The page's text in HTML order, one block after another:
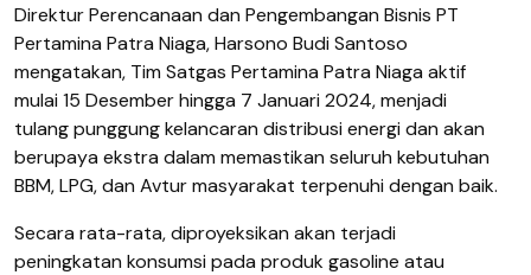
Direktur Perencanaan dan Pengembangan Bisnis PT
Pertamina Patra Niaga, Harsono Budi Santoso
mengatakan, Tim Satgas Pertamina Patra Niaga aktif
mulai 15 Desember hingga 7 Januari 2024, menjadi
tulang punggung kelancaran distribusi energi dan akan
berupaya ekstra dalam memastikan seluruh kebutuhan
BBM, LPG, dan Avtur masyarakat terpenuhi dengan baik.
Secara rata-rata, diproyeksikan akan terjadi
peningkatan konsumsi pada produk gasoline atau